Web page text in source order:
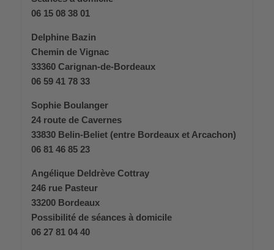
06 15 08 38 01
Delphine Bazin
Chemin de Vignac
33360 Carignan-de-Bordeaux
06 59 41 78 33
Sophie Boulanger
24 route de Cavernes
33830 Belin-Beliet (entre Bordeaux et Arcachon)
06 81 46 85 23
Angélique Deldrève Cottray
246 rue Pasteur
33200 Bordeaux
Possibilité de séances à domicile
06 27 81 04 40